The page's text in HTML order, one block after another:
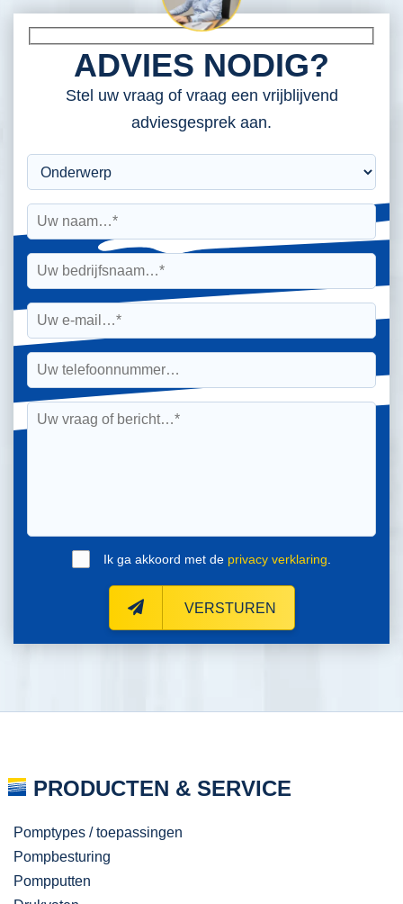
ADVIES NODIG?
Stel uw vraag of vraag een vrijblijvend
adviesgesprek aan.
Ik ga akkoord met de privacy verklaring
VERSTUREN
PRODUCTEN & SERVICE
Pomptypes / toepassingen
Pompbesturing
Pompputten